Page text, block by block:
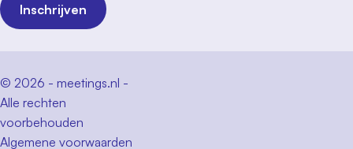
Inschrijven
© 2026 - meetings.nl -
Alle rechten
voorbehouden
Algemene voorwaarden